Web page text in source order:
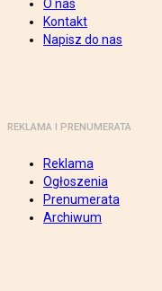
O nas
Kontakt
Napisz do nas
REKLAMA I PRENUMERATA
Reklama
Ogłoszenia
Prenumerata
Archiwum